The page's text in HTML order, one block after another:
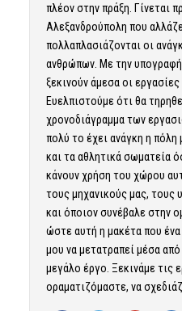
πλέον στην πράξη. Γίνεται
Αλεξανδρούπολη που
πολλαπλασιάζονται οι
ανθρώπων. Με την
ξεκινούν άμεσα οι
Ευελπιστούμε ότι θα
χρονοδιάγραμμα των
πολύ το έχει ανάγκη η
και τα αθλητικά σωματεία
κάνουν χρήση του χώρου
τους μηχανικούς μας, τους
και όποιον συνέβαλε στην
ώστε αυτή η μακέτα που ένα
μου να μετατραπεί μέσα
μεγάλο έργο. Ξεκινάμε τις
οραματιζόμαστε, να